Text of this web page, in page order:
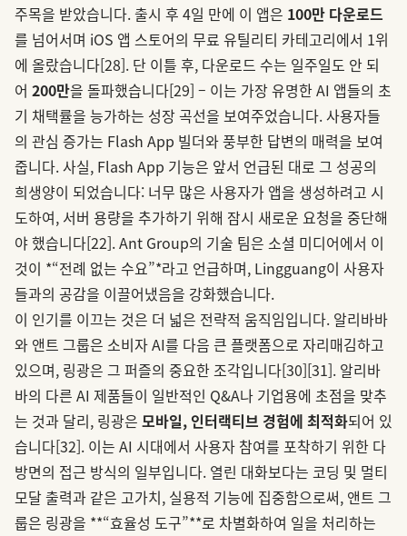
주목을 받았습니다. 출시 후 4일 만에 이 앱은 100만 다운로드
를 넘어서며 iOS 앱 스토어의 무료 유틸리티 카테고리에서 1위
에 올랐습니다[28]. 단 이틀 후, 다운로드 수는 일주일도 안 되
어 200만을 돌파했습니다[29] – 이는 가장 유명한 AI 앱들의 초
기 채택률을 능가하는 성장 곡선을 보여주었습니다. 사용자들
의 관심 증가는 Flash App 빌더와 풍부한 답변의 매력을 보여
줍니다. 사실, Flash App 기능은 앞서 언급된 대로 그 성공의
희생양이 되었습니다: 너무 많은 사용자가 앱을 생성하려고 시
도하여, 서버 용량을 추가하기 위해 잠시 새로운 요청을 중단해
야 했습니다[22]. Ant Group의 기술 팀은 소셜 미디어에서 이
것이 *“전례 없는 수요”*라고 언급하며, Lingguang이 사용자
들과의 공감을 이끌어냈음을 강화했습니다.
이 인기를 이끄는 것은 더 넓은 전략적 움직임입니다. 알리바바
와 앤트 그룹은 소비자 AI를 다음 큰 플랫폼으로 자리매김하고
있으며, 링광은 그 퍼즐의 중요한 조각입니다[30][31]. 알리바
바의 다른 AI 제품들이 일반적인 Q&A나 기업용에 초점을 맞추
는 것과 달리, 링광은 모바일, 인터랙티브 경험에 최적화되어 있
습니다[32]. 이는 AI 시대에서 사용자 참여를 포착하기 위한 다
방면의 접근 방식의 일부입니다. 열린 대화보다는 코딩 및 멀티
모달 출력과 같은 고가치, 실용적 기능에 집중함으로써, 앤트 그
룹은 링광을 **“효율성 도구”**로 차별화하여 일을 처리하는